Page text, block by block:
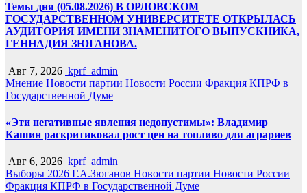
Темы дня (05.08.2026) В ОРЛОВСКОМ
ГОСУДАРСТВЕННОМ УНИВЕРСИТЕТЕ ОТКРЫЛАСЬ
АУДИТОРИЯ ИМЕНИ ЗНАМЕНИТОГО ВЫПУСКНИКА,
ГЕННАДИЯ ЗЮГАНОВА.
Авг 7, 2026 kprf_admin
Мнение Новости партии Новости России Фракция КПРФ в
Государственной Думе
«Эти негативные явления недопустимы»: Владимир
Кашин раскритиковал рост цен на топливо для аграриев
Авг 6, 2026 kprf_admin
Выборы 2026 Г.А.Зюганов Новости партии Новости России
Фракция КПРФ в Государственной Думе